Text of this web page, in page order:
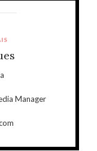
Manager